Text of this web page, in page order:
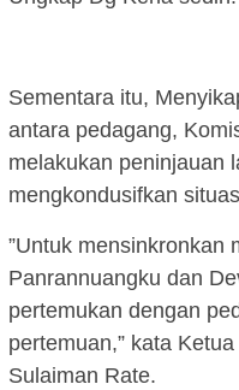
Sementara itu,
antara pedagang,
melakukan peninjauan
mengkondusifkan
”Untuk mensinkronkan
Panrannuangku dan
pertemukan dengan
pertemuan,” kata
Sulaiman Rate.